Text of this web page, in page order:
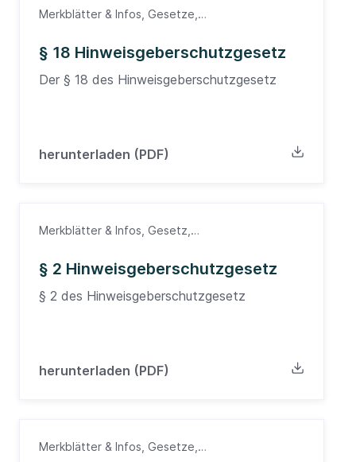
Merkblätter & Infos, Gesetze,
§ 18 Hinweisgeberschutzgesetz
Der § 18 des Hinweisgeberschutzgesetz
herunterladen (PDF)
Merkblätter & Infos, Gesetz,
§ 2 Hinweisgeberschutzgesetz
§ 2 des Hinweisgeberschutzgesetz
herunterladen (PDF)
Merkblätter & Infos, Gesetze,